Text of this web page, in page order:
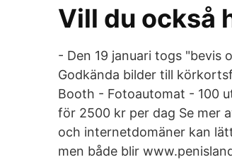
Vill du också
- Den 19 januari togs
Godkända bilder till
Booth - Fotoautomat - 100
för 2500 kr per dag Se mer
och internetdomäner kan
men både blir